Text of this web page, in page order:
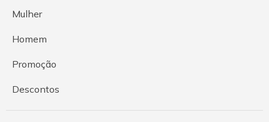
Mulher
Homem
Promoção
Descontos